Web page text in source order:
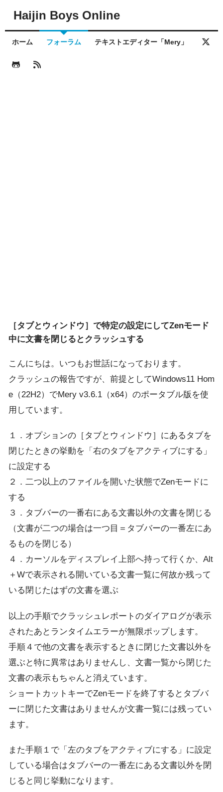
Haijin Boys Online
ホーム フォーラム テキストエディター「Mery」
［タブとウィンドウ］で特定の設定にしてZenモード
中に文書を閉じるとクラッシュする
こんにちは。いつもお世話になっております。
クラッシュの報告ですが、前提としてWindows11 Hom
e（22H2）でMery v3.6.1（x64）のポータブル版を使
用しています。
１．オプションの［タブとウィンドウ］にあるタブを
閉じたときの挙動を「右のタブをアクティブにする」
に設定する
２．二つ以上のファイルを開いた状態でZenモードに
する
３．タブバーの一番右にある文書以外の文書を閉じる
（文書が二つの場合は一つ目＝タブバーの一番左にあ
るものを閉じる）
４．カーソルをディスプレイ上部へ持って行くか、Alt
＋Wで表示される開いている文書一覧に何故か残って
いる閉じたはずの文書を選ぶ
以上の手順でクラッシュレポートのダイアログが表示
されたあとランタイムエラーが無限ポップします。
手順４で他の文書を表示するときに閉じた文書以外を
選ぶと特に異常はありませんし、文書一覧から閉じた
文書の表示もちゃんと消えています。
ショートカットキーでZenモードを終了するとタブバ
ーに閉じた文書はありませんが文書一覧には残ってい
ます。
また手順１で「左のタブをアクティブにする」に設定
している場合はタブバーの一番左にある文書以外を閉
じると同じ挙動になります。